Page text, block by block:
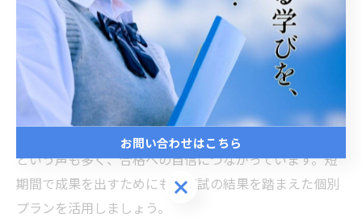
間で効率よく弱点を洗い出し、得点源となる分野を集中
的に鍛えることができるからです。例えば、苦手な数学
の関数や国語の記述問題など、生徒一人ひとりの課題に
合わせて指導が行われます。
実際に塾の直前対策授業を受けた生徒からは「入試本番
で緊張せず問題に取り組めた」「予想問題が的中した」
という声も多く、合格への自信につながっています。短
期間で成果を出すためにも、模試の結果を踏まえた個別
プランを活用しましょう。
お問い合わせはこちら
お問い合わせはこちら